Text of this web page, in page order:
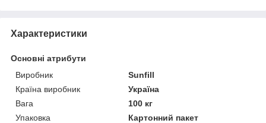
Характеристики
Основні атрибути
Виробник
Sunfill
Країна виробник
Україна
Вага
100 кг
Упаковка
Картонний пакет